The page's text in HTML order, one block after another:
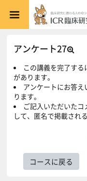
メインコンテンツへスキップ
アンケート27
この講義を完了す
があります。
アンケートにお答
ります。
ご記入いただいた
して、匿名で掲載され
コースに戻る